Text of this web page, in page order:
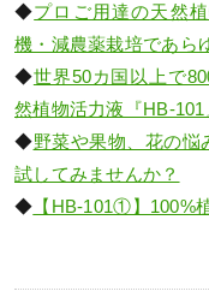
◆プロご用達の天然
機・減農薬栽培であら
◆世界50カ国以上で
然植物活力液『HB‐101
◆野菜や果物、花の
試してみませんか？
◆ 【HB-101①】100%